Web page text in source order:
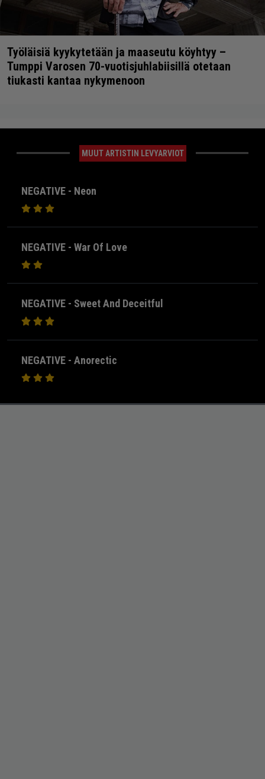
Työläisiä kyykytetään ja maaseutu köyhtyy –
Tumppi Varosen 70-vuotisjuhlabiisillä otetaan
tiukasti kantaa nykymenoon
MUUT ARTISTIN LEVYARVIOT
NEGATIVE - Neon
NEGATIVE - War Of Love
NEGATIVE - Sweet And Deceitful
NEGATIVE - Anorectic